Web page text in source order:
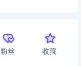
粉丝 收藏